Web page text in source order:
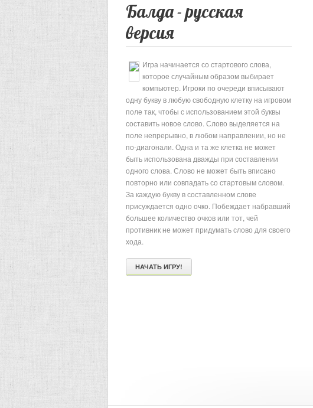
Балда - русская
версия
Игра начинается со стартового слова,
которое случайным образом выбирает
компьютер. Игроки по очереди вписывают
одну букву в любую свободную клетку на игровом
поле так, чтобы с использованием этой буквы
составить новое слово. Слово выделяется на
поле непрерывно, в любом направлении, но не
по-диагонали. Одна и та же клетка не может
быть использована дважды при составлении
одного слова. Слово не может быть вписано
повторно или совпадать со стартовым словом.
За каждую букву в составленном слове
присуждается одно очко. Побеждает набравший
большее количество очков или тот, чей
противник не может придумать слово для своего
хода.
НАЧАТЬ ИГРУ!